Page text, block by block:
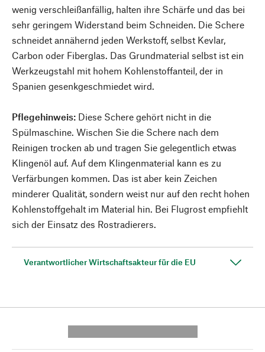
wenig verschleißanfällig, halten ihre Schärfe und das bei
sehr geringem Widerstand beim Schneiden. Die Schere
schneidet annähernd jeden Werkstoff, selbst Kevlar,
Carbon oder Fiberglas. Das Grundmaterial selbst ist ein
Werkzeugstahl mit hohem Kohlenstoffanteil, der in
Spanien gesenkgeschmiedet wird.
Pflegehinweis: Diese Schere gehört nicht in die
Spülmaschine. Wischen Sie die Schere nach dem
Reinigen trocken ab und tragen Sie gelegentlich etwas
Klingenöl auf. Auf dem Klingenmaterial kann es zu
Verfärbungen kommen. Das ist aber kein Zeichen
minderer Qualität, sondern weist nur auf den recht hohen
Kohlenstoffgehalt im Material hin. Bei Flugrost empfiehlt
sich der Einsatz des Rostradierers.
Verantwortlicher Wirtschaftsakteur für die EU